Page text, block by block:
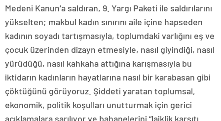
Medeni Kanun’a saldıran, 9. Yargı Paketi ile saldırılarını
yükselten; makbul kadın sınırını aile içine hapseden
kadının soyadı tartışmasıyla, toplumdaki varlığını eş ve
çocuk üzerinden dizayn etmesiyle, nasıl giyindiği, nasıl
yürüdüğü, nasıl kahkaha attığına karışmasıyla bu
iktidarın kadınların hayatlarına nasıl bir karabasan gibi
çöktüğünü görüyoruz. Şiddeti yaratan toplumsal,
ekonomik, politik koşulları unutturmak için gerici
açıklamalara sarılıyor ve bahanelerini “laiklik karşıtı